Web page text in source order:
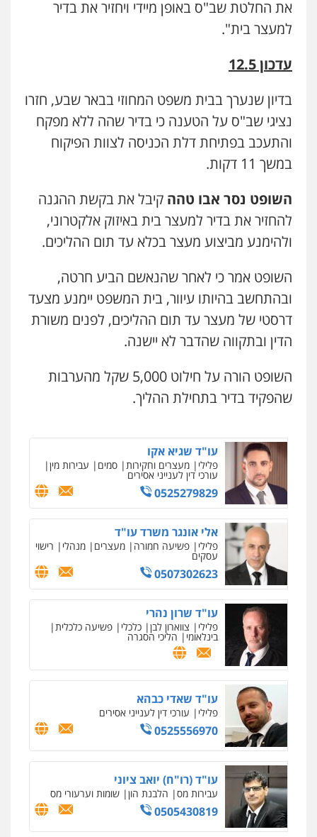
את החלטת שב"ס באופן מיידי ויחזיר את בדיר
למעצר בית".
עדכון 12.5
בדיון שנערך בבית משפט המחוזי בבאר שבע, חזרו
נציגי שב"ס על הטענה כי בדיר שהה ללא מפקח
והתעכב בפתיחת דלת הכניסה לצוות הפיקוח
במשך 11 דקות.
השופט נסר אבו טהה קיבל את בקשת ההגנה
להחזיר את בדיר למעצר בית באיזוק אלקטרוני,
ולהימנע מביצוע מעצר בכלא עד תום ההליכים.
השופט אמר כי לאחר שהנאשם הביע חרטה,
ובהתחשב בהיותו עיוור, בית המשפט יימנע מצעד
דרסטי של מעצר עד תום ההליכים, לפנים משורת
הדין ובתקווה שהדבר לא יישנה.
השופט הורה על חילוט 5,000 שקל מהערבות
שהפקיד בדיר בתחילת ההליך.
0546470989
ויקי שמואל – משרד עו"ד
פלילי משפט פלילי
0528959600
קורל קרוז – עורך דין פלילי
משפט פלילי
0545437431
פלילי פשיעה חמורה ליווי וייצוג בחקירות
ומעצרים
0508824984
עו"ד תומר בנישתי
פלילי מעצרים וחקירות צווארון לבן פשיעה
חמורה
עו"ד שגיא אקו
פלילי מעצרים וחקירות סמים עבירות מין
עורכי דין לענייני אסירים
0525279829
אלי אונגר משרד עו"ד
פלילי פשיעה חמורה מעצרים מנהלי רישוי
עסקים
0507302623
עו"ד שרון נהרי
פלילי צווארון לבן כלכלי פשיעה כלכלית
בינלאומי הליכי הסגרה
עו"ד שאדי כבהא
פלילי עורכי דין לענייני אסירים
0525556970
עו"ד (רו"ח) יואב ציוני
עבירות מס הלבנת הון שומות וערעורי מס
0505430819